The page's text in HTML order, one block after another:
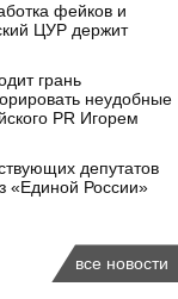
фейков и
ЦУР держит
грань
неудобные
PR Игорем
депутатов
«Единой России»
все новости